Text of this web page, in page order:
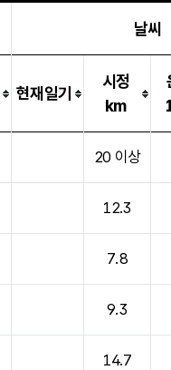
날씨
현재일기
시정
km
20 이상
12.3
7.8
9.3
14.7